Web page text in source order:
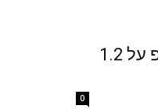
תביעה: נפגעי הטרור תובעים את הרש"פ על 1.2
0